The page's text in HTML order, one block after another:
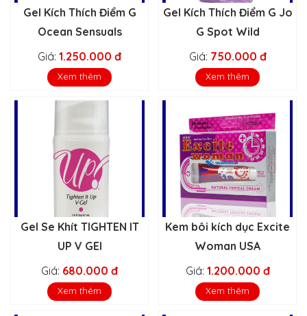
Gel Kích Thích Điểm G
Ocean Sensuals
Giá: 1.250.000 đ
Xem thêm
Gel Kích Thích Điểm G Jo
G Spot Wild
Giá: 750.000 đ
Xem thêm
Gel Se Khít TIGHTEN IT
UP V GEl
Giá: 680.000 đ
Xem thêm
Kem bôi kích dục Excite
Woman USA
Giá: 1.200.000 đ
Xem thêm